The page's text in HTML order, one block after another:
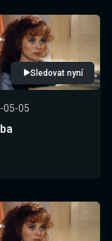
Sledovat nyní
05-05